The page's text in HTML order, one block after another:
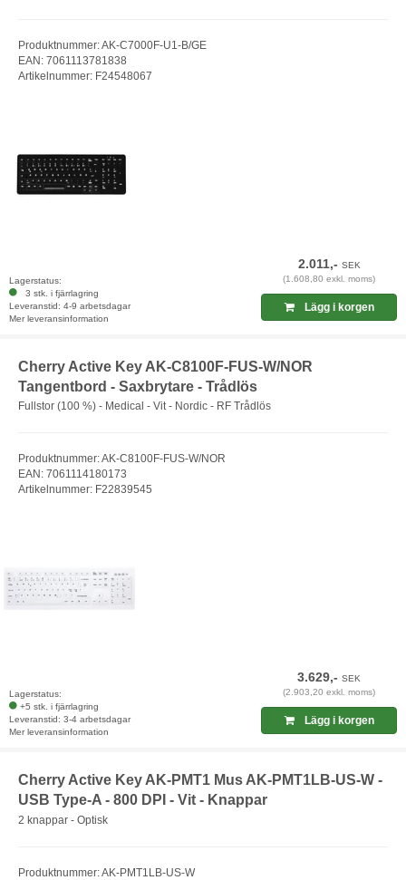
Produktnummer: AK-C7000F-U1-B/GE
EAN: 7061113781838
Artikelnummer: F24548067
Lagerstatus:
3 stk. i fjärrlagring
Leveranstid: 4-9 arbetsdagar
Mer leveransinformation
2.011,- SEK
(1.608,80 exkl. moms)
Lägg i korgen
Cherry Active Key AK-C8100F-FUS-W/NOR
Tangentbord - Saxbrytare - Trådlös
Fullstor (100 %) - Medical - Vit - Nordic - RF Trådlös
Produktnummer: AK-C8100F-FUS-W/NOR
EAN: 7061114180173
Artikelnummer: F22839545
Lagerstatus:
+5 stk. i fjärrlagring
Leveranstid: 3-4 arbetsdagar
Mer leveransinformation
3.629,-SEK
(2.903,20 exkl. moms)
Lägg i korgen
Cherry Active Key AK-PMT1 Mus AK-PMT1LB-US-W -
USB Type-A - 800 DPI - Vit - Knappar
2 knappar - Optisk
Produktnummer: AK-PMT1LB-US-W